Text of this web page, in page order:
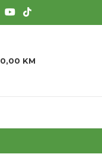
0,00 KM